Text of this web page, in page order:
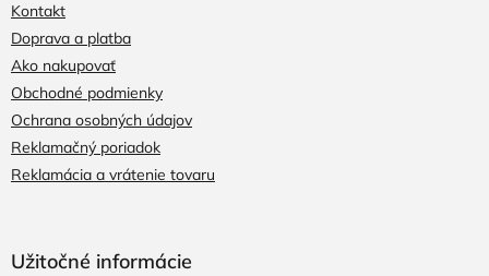
Kontakt
Doprava a platba
Ako nakupovať
Obchodné podmienky
Ochrana osobných údajov
Reklamačný poriadok
Reklamácia a vrátenie tovaru
Užitočné informácie